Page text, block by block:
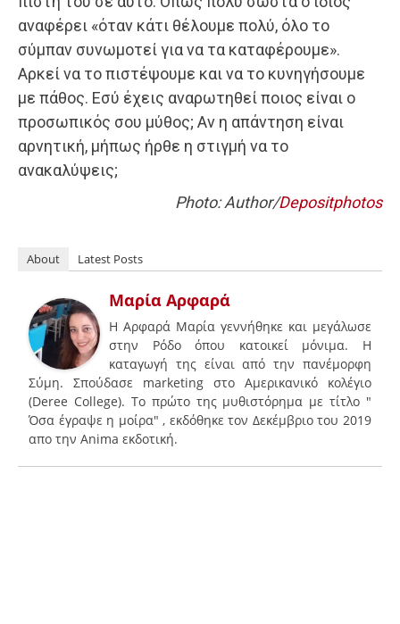
αναφέρει «όταν κάτι θέλουμε πολύ, όλο το
σύμπαν συνωμοτεί για να τα καταφέρουμε».
Αρκεί να το πιστέψουμε και να το κυνηγήσουμε
με πάθος. Εσύ έχεις αναρωτηθεί ποιος είναι ο
προσωπικός σου μύθος; Αν η απάντηση είναι
αρνητική, μήπως ήρθε η στιγμή να το
ανακαλύψεις;
Photo: Author/Depositphotos
About Latest Posts
Μαρία Αρφαρά
H Aρφαρά Μαρία γεννήθηκε και μεγάλωσε
στην Ρόδο όπου κατοικεί μόνιμα. Η
καταγωγή της είναι από την πανέμορφη
Σύμη. Σπούδασε marketing στο Αμερικανικό κολέγιο
(Deree College). To πρώτο της μυθιστόρημα με τίτλο "
Όσα έγραψε η μοίρα" , εκδόθηκε τον Δεκέμβριο του 2019
απο την Αnima εκδοτική.